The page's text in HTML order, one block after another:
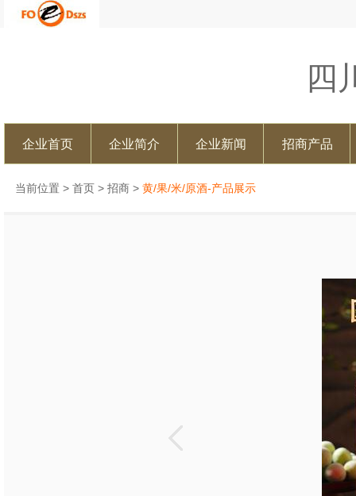
四
企业首页 企业简介 企业新闻 招商产品
当前位置 > 首页 > 招商 > 黄/果/米/原酒-产品展示